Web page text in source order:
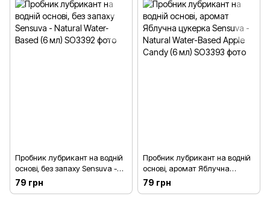
Пробник лубрикант на водній
основі, без запаху Sensuva -
Natural Water-Based (6 мл)
79 грн
Пробник лубрикант на водній
основі, аромат Яблучна
цукерка Sensuva - Natural
Water-Based Apple Candy (6
79 грн